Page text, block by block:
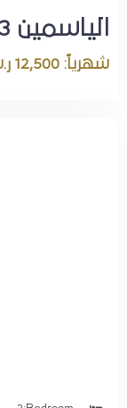
الياسمين RX-103
شهرياً: 12,500 ر.س